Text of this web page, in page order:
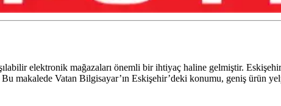
elektronik mağazaları önemli bir ihtiyaç haline gelmiştir.
Bu makalede Vatan Bilgisayar’ın Eskişehir’deki konumu, geniş ürün